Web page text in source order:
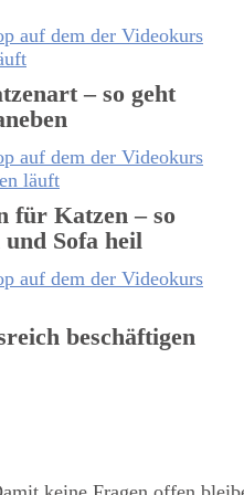
– so geht
für Katzen – so
und Sofa heil
beschäftigen